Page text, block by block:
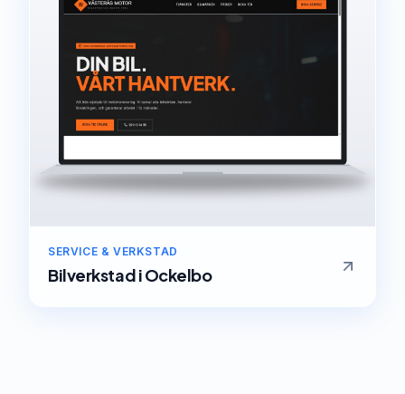
SERVICE & VERKSTAD
BilverkstadiOckelbo